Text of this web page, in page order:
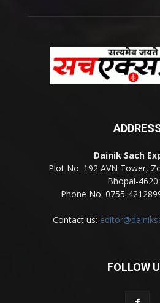
Dainik Sach
Plot No. 192 AVN Tower,
Bhopal-
Phone No. 0755-
Contact us:
FOLLOW